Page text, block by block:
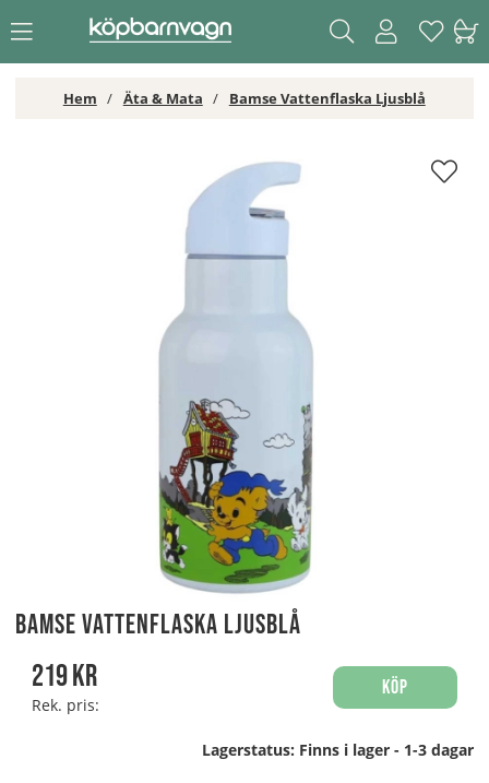
Hem Äta & Mata Bamse Vattenflaska Ljusblå
Bamse Vattenflaska Ljusblå
219kr
Rek. pris:
Köp
Lagerstatus: Finns i lager - 1-3 dagar